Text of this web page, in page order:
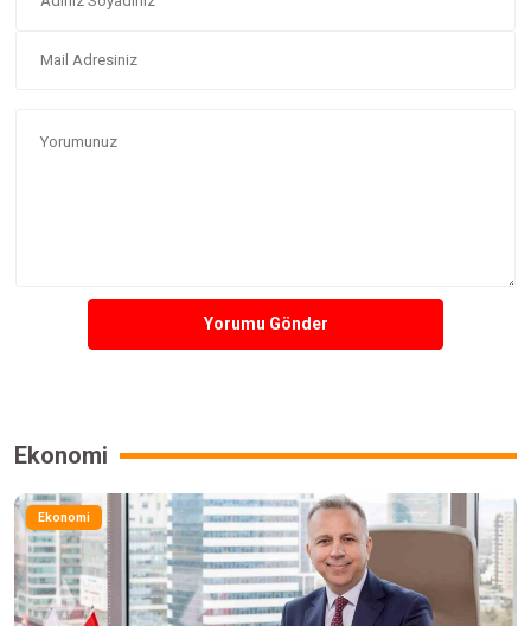
Yorumu Gönder
Ekonomi
Ekonomi